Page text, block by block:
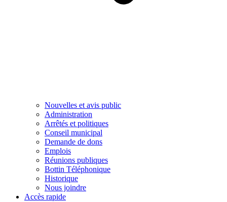
Nouvelles et avis public
Administration
Arrêtés et politiques
Conseil municipal
Demande de dons
Emplois
Réunions publiques
Bottin Téléphonique
Historique
Nous joindre
Accès rapide